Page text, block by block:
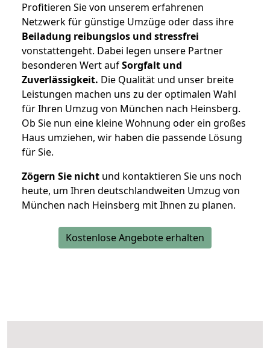
Profitieren Sie von unserem erfahrenen
Netzwerk für günstige Umzüge oder dass ihre
Beiladung reibungslos und stressfrei
vonstattengeht. Dabei legen unsere Partner
besonderen Wert aufSorgfalt und
Zuverlässigkeit. Die Qualität und unser breite
Leistungen machen uns zu der optimalen Wahl
für Ihren Umzug von München nach Heinsberg.
Ob Sie nun eine kleine Wohnung oder ein großes
Haus umziehen, wir haben die passende Lösung
für Sie.
Zögern Sie nicht und kontaktieren Sie uns noch
heute, um Ihren deutschlandweiten Umzug von
München nach Heinsberg mit Ihnen zu planen.
Kostenlose Angebote erhalten